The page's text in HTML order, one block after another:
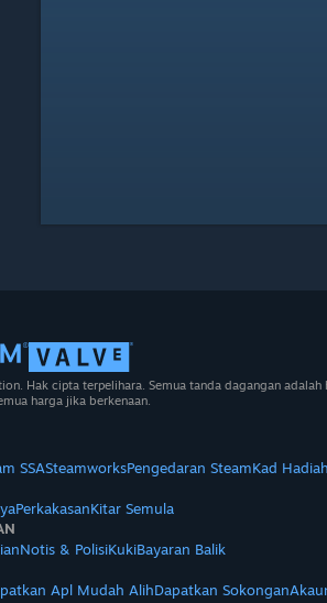
Hak cipta terpelihara. Semua tanda dagangan
harga jika berkenaan.
SSASteamworksPengedaran SteamKad Hadiah
PerkakasanKitar Semula
Notis & PolisiKukiBayaran Balik
Apl Mudah AlihDapatkan Sokongan